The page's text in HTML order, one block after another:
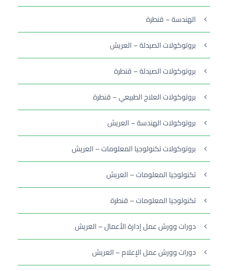
الهندسة – قنطرة
بروتوكولات الصيدلة – العريش
بروتوكولات الصيدلة – قنطرة
بروتوكولات العلاج الطبيعي – قنطرة
بروتوكولات الهندسة – العريش
بروتوكولات تكنولوجيا المعلومات – العريش
تكنولوجيا المعلومات – العريش
تكنولوجيا المعلومات – قنطرة
دورات وورش عمل إدارة الأعمال – العريش
دورات وورش عمل الإعلام – العريش